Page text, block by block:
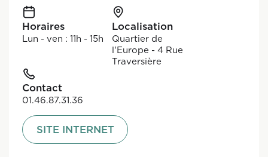
Horaires
Lun - ven : 11h - 15h
Localisation
Quartier de
l'Europe - 4 Rue
Traversière
Contact
01.46.87.31.36
SITE INTERNET